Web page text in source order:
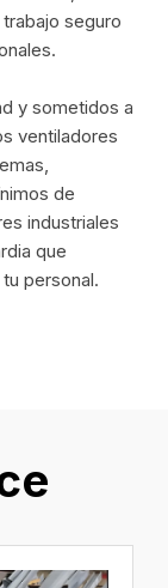
seguro
y sometidos a
ventiladores
de
industriales
que
personal.